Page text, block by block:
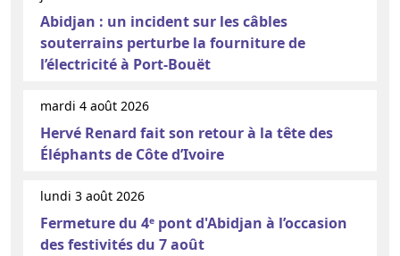
Abidjan : un incident sur les câbles
souterrains perturbe la fourniture de
l’électricité à Port-Bouët
mardi 4 août 2026
Hervé Renard fait son retour à la tête des
Éléphants de Côte d’Ivoire
lundi 3 août 2026
Fermeture du 4ᵉ pont d'Abidjan à l’occasion
des festivités du 7 août